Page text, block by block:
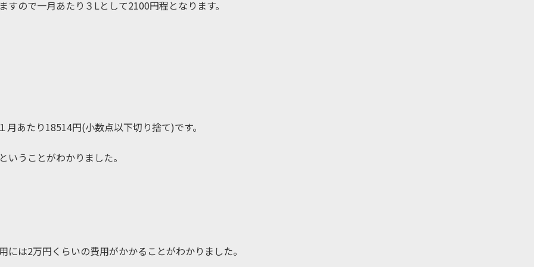
ので一月あたり３Lとして2100円程となります。
あたり18514円(小数点以下切り捨て)です。
うことがわかりました。
は2万円くらいの費用がかかることがわかりました。